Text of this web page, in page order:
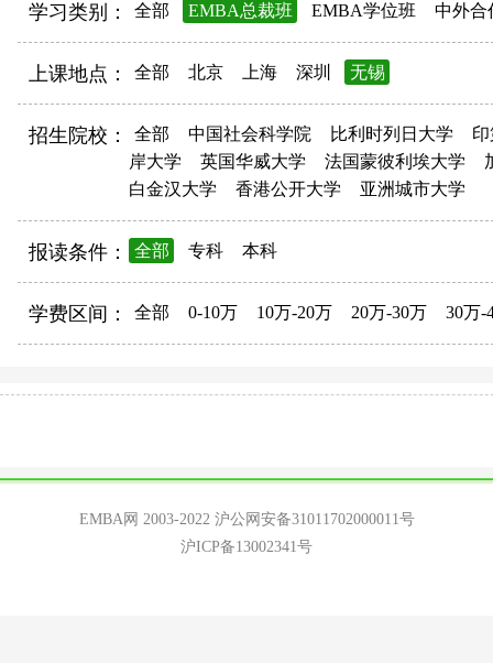
学习类别： 全部 EMBA总裁班 EMBA学位班 中外合
上课地点： 全部 北京 上海 深圳 无锡
招生院校： 全部 中国社会科学院 比利时列日大学
岸大学
英国华威大学 法国蒙彼利埃大学
白金汉大学
香港公开大学 亚洲城市大学
报读条件： 全部 专科 本科
学费区间： 全部 0-10万 10万-20万 20万-30万 30万-
EMBA网 2003-2022 沪公网安备31011702000011号
沪ICP备13002341号